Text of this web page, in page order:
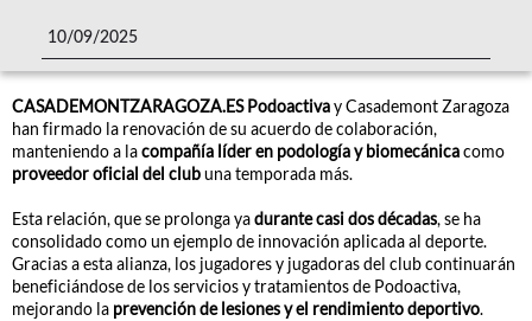
10/09/2025
CASADEMONTZARAGOZA.ES Podoactivay Casademont Zaragoza
han firmado la renovación de su acuerdo de colaboración,
manteniendo a lacompañía líder en podología y biomecánicacomo
proveedor oficial del clubuna temporada más.
Esta relación, que se prolonga yadurante casi dos décadas, se ha
consolidado como un ejemplo de innovación aplicada al deporte.
Gracias a esta alianza, los jugadores y jugadoras del club continuarán
beneficiándose de los servicios y tratamientos de Podoactiva,
mejorando la prevención de lesiones y el rendimiento deportivo.